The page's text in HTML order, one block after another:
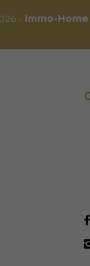
- Immo-Home